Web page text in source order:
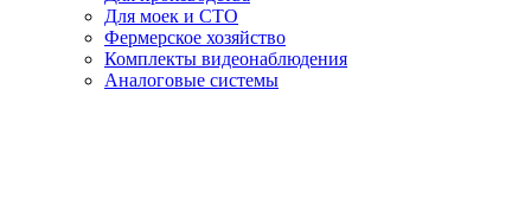
Для моек и СТО
Фермерское хозяйство
Комплекты видеонаблюдения
Аналоговые системы